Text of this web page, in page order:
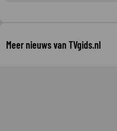
Meer nieuws van TVgids.nl